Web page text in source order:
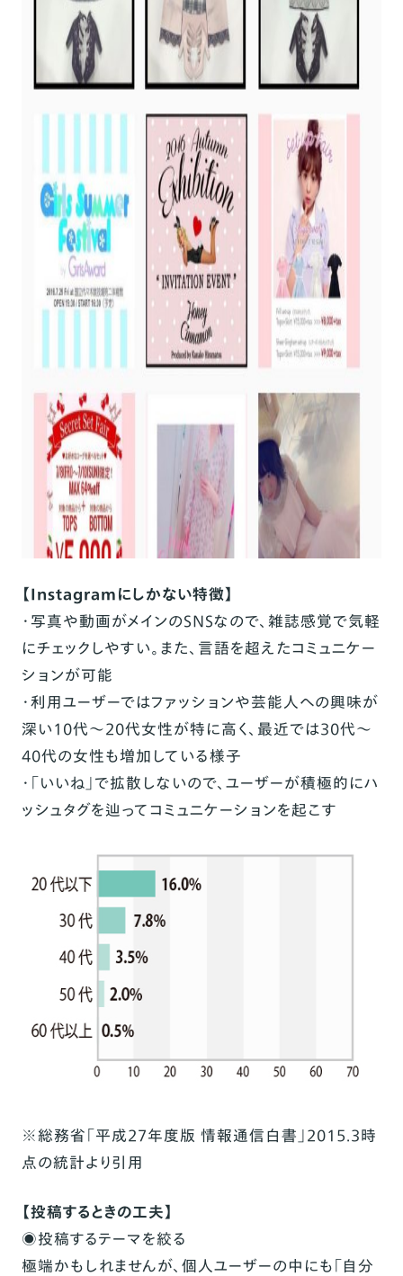
【Instagramにしかない特徴】
・写真や動画がメインのSNSなので、雑誌感覚で気軽
にチェックしやすい。また、言語を超えたコミュニケー
ションが可能
・利用ユーザーではファッションや芸能人への興味が
深い10代～20代女性が特に高く、最近では30代～
40代の女性も増加している様子
・「いいね」で拡散しないので、ユーザーが積極的にハ
ッシュタグを辿ってコミュニケーションを起こす
※総務省「平成27年度版 情報通信白書」2015.3時
点の統計より引用
【投稿するときの工夫】
◉投稿するテーマを絞る
極端かもしれませんが、個人ユーザーの中にも「自分